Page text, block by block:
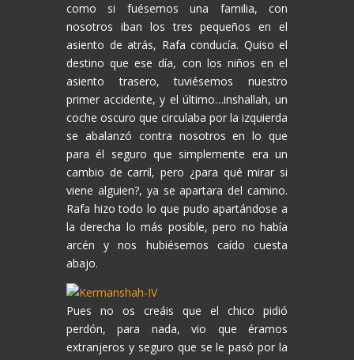
como si fuésemos una familia, con
nosotros iban los tres pequeños en el
asiento de atrás, Rafa conducía. Quiso el
destino que ese día, con los niños en el
asiento trasero, tuviésemos nuestro
primer accidente, y el último…inshallah, un
coche oscuro que circulaba por la izquierda
se abalanzó contra nosotros en lo que
para él seguro que simplemente era un
cambio de carril, pero ¿para qué mirar si
viene alguien?, ya se apartara del camino.
Rafa hizo todo lo que pudo apartándose a
la derecha lo más posible, pero no había
arcén y nos hubiésemos caído cuesta
abajo.
Pues no os creáis que el chico pidió
perdón, para nada, vio que éramos
extranjeros y seguro que se le pasó por la